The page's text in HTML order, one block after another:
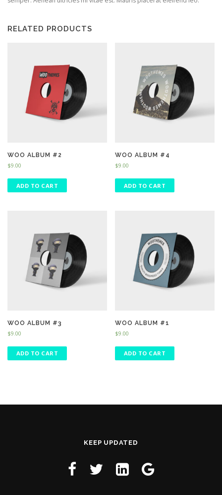
RELATED PRODUCTS
WOO ALBUM #2
$9.00
ADD TO CART
WOO ALBUM #4
$9.00
ADD TO CART
WOO ALBUM #3
$9.00
ADD TO CART
WOO ALBUM #1
$9.00
ADD TO CART
KEEP UPDATED